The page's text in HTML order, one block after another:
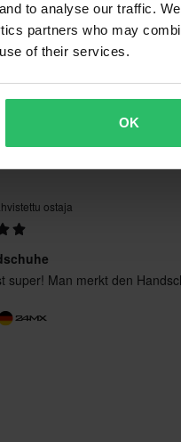
to analyse our traffic.
partners who may
of their services.
OK
ostaja
super! Man merkt den